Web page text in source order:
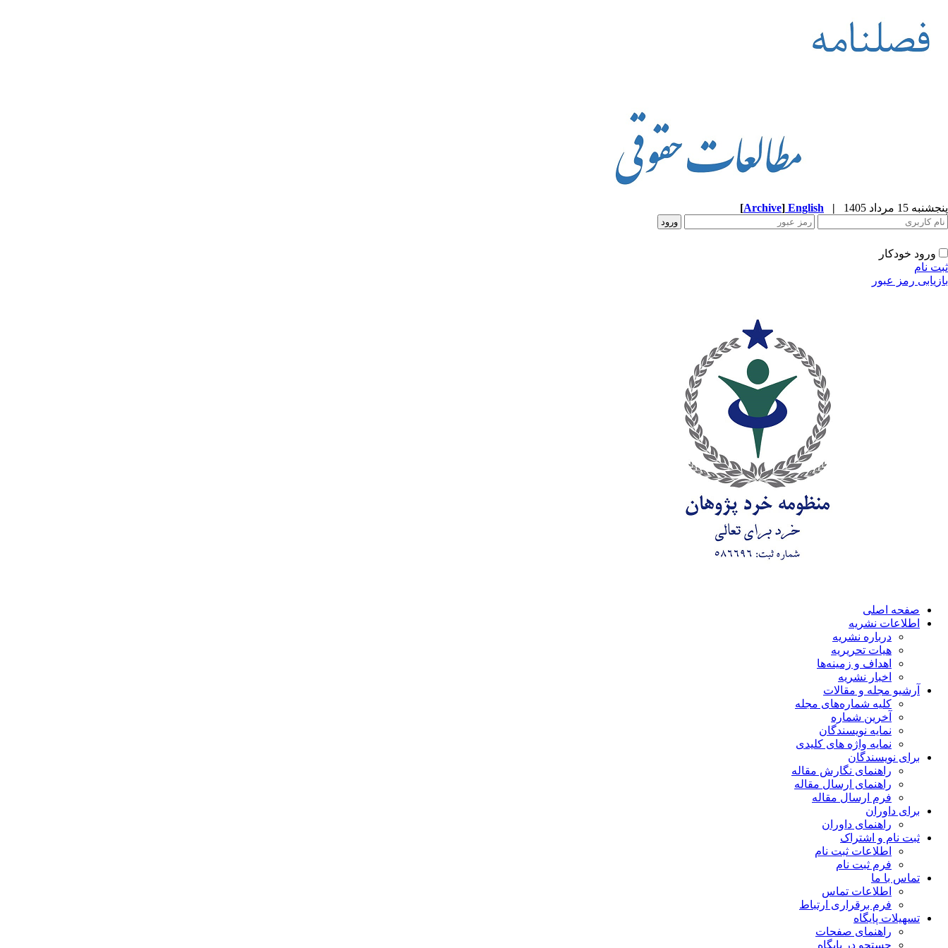
پنجشنبه 15 مرداد 1405 |
English
[Archive]
ورود خودکار
ثبت نام
بازیابی رمز عبور
صفحه اصلی
اطلاعات نشریه
درباره نشریه
هیات تحریریه
اهداف و زمینه‌ها
اخبار نشریه
آرشیو مجله و مقالات
کلیه شماره‌های مجله
آخرین شماره
نمایه نویسندگان
نمایه واژه های کلیدی
برای نویسندگان
راهنمای نگارش مقاله
راهنمای ارسال مقاله
فرم ارسال مقاله
برای داوران
راهنمای داوران
ثبت نام و اشتراک
اطلاعات ثبت نام
فرم ثبت نام
تماس با ما
اطلاعات تماس
فرم برقراری ارتباط
تسهیلات پایگاه
راهنمای صفحات
جستجو در پایگاه